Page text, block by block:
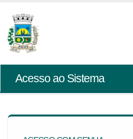
Acesso ao Sistema